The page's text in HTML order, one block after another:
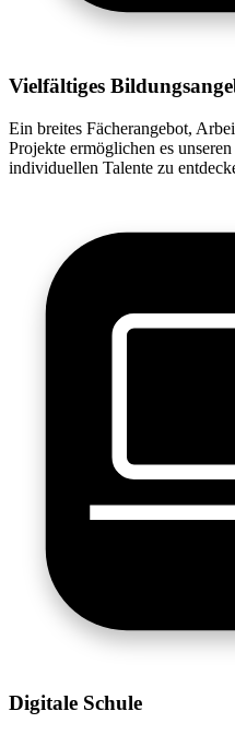
Vielfältiges
Ein breites Fächerangebot,
Projekte ermöglichen es
individuellen Talente zu
Digitale Schule